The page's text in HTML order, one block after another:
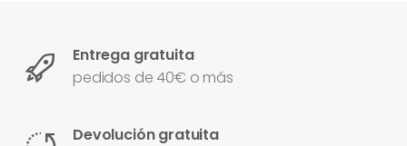
Entrega gratuita
pedidos de 40€ o más
Devolución gratuita